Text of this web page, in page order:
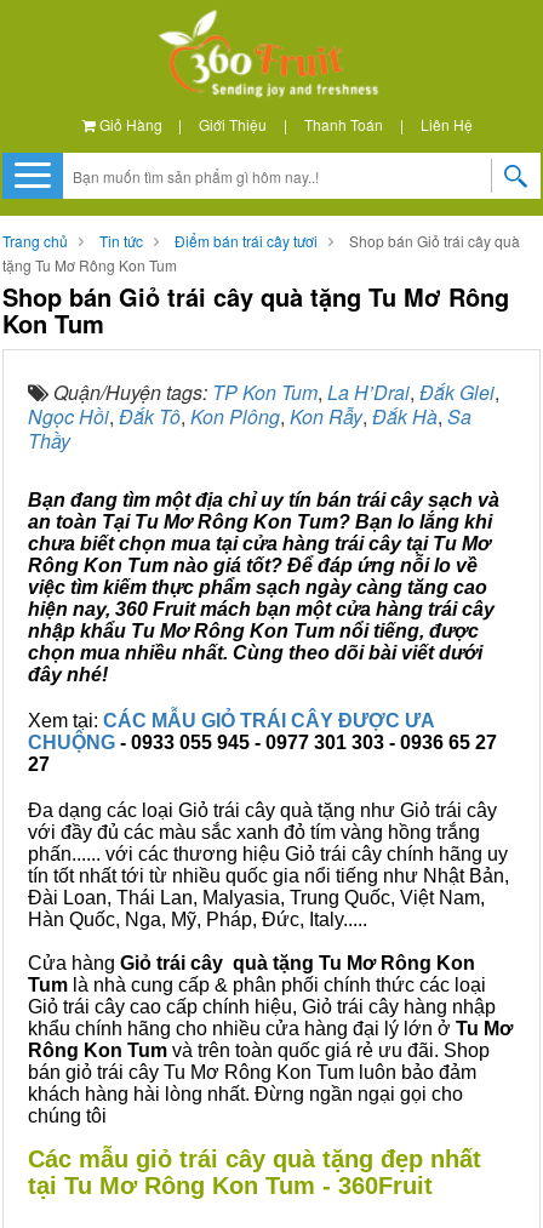
Giỏ Hàng | Giới Thiệu | Thanh Toán | Liên Hệ
Trang chủ Tin tức Điểm bán trái cây tươi
Shop bán Giỏ trái cây quà
tặng Tu Mơ Rông Kon Tum
Shop bán Giỏ trái cây quà tặng Tu Mơ Rông
Kon Tum
Quận/Huyện tags: TP Kon Tum, La H’Drai, Đắk Glei,
Ngọc Hồi, Đắk Tô, Kon Plông, Kon Rẫy, Đắk Hà, Sa
Thầy
Bạn đang tìm một địa chỉ uy tín bán trái cây sạch và
an toàn Tại Tu Mơ Rông Kon Tum? Bạn lo lắng khi
chưa biết chọn mua tại cửa hàng trái cây tại Tu Mơ
Rông Kon Tum nào giá tốt? Để đáp ứng nỗi lo về
việc tìm kiếm thực phẩm sạch ngày càng tăng cao
hiện nay, 360 Fruit mách bạn một cửa hàng trái cây
nhập khẩu Tu Mơ Rông Kon Tum nổi tiếng, được
chọn mua nhiều nhất. Cùng theo dõi bài viết dưới
đây nhé!
Xem tại: CÁC MẪU GIỎ TRÁI CÂY ĐƯỢC ƯA
CHUỘNG - 0933 055 945 - 0977 301 303 - 0936 65 27
27
Đa dạng các loại Giỏ trái cây quà tặng như Giỏ trái cây
với đầy đủ các màu sắc xanh đỏ tím vàng hồng trắng
phấn...... với các thương hiệu Giỏ trái cây chính hãng uy
tín tốt nhất tới từ nhiều quốc gia nổi tiếng như Nhật Bản,
Đài Loan, Thái Lan, Malyasia, Trung Quốc, Việt Nam,
Hàn Quốc, Nga, Mỹ, Pháp, Đức, Italy.....
Cửa hàng Giỏ trái cây quà tặng Tu Mơ Rông Kon
Tum là nhà cung cấp & phân phối chính thức các loại
Giỏ trái cây cao cấp chính hiệu, Giỏ trái cây hàng nhập
khẩu chính hãng cho nhiều cửa hàng đại lý lớn ở Tu Mơ
Rông Kon Tum và trên toàn quốc giá rẻ ưu đãi. Shop
bán giỏ trái cây Tu Mơ Rông Kon Tum luôn bảo đảm
khách hàng hài lòng nhất. Đừng ngần ngại gọi cho
chúng tôi
Các mẫu giỏ trái cây quà tặng đẹp nhất
tại Tu Mơ Rông Kon Tum - 360Fruit